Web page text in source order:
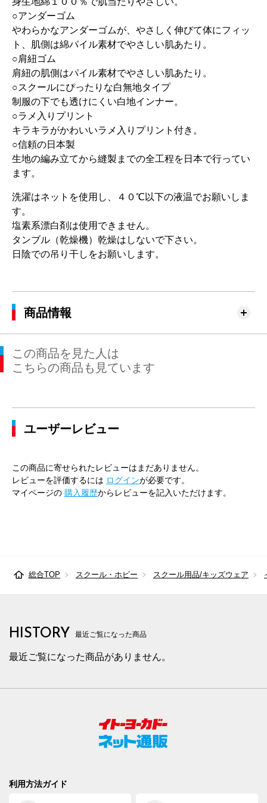
○アンダーゴム
やわらかなアンダーゴムが、やさしく伸びて体にフィッ
ト、肌側は綿パイル素材でやさしい肌あたり。
○肩紐ゴム
肩紐の肌側はパイル素材でやさしい肌あたり。
○スクールにぴったりな白無地タイプ
制服の下でも透けにくい白地インナー。
○ラメ入りプリント
キラキラがかわいいラメ入りプリント付き。
○信頼の日本製
生地の編み立てから縫製までの全工程を日本で行ってい
ます。
洗濯はネットを使用し、４０℃以下の液温でお願いしま
す。
塩素系漂白剤は使用できません。
タンブル（乾燥機）乾燥はしないで下さい。
日陰での吊り干しをお願いします。
商品情報
この商品を見た人は
こちらの商品も見ています
ユーザーレビュー
この商品に寄せられたレビューはまだありません。
レビューを評価するには ログインが必要です。
マイページの 購入履歴からレビューを記入いただけます。
総合TOP スクール・ホビー スクール用品/キッズウェア
HISTORY 最近ご覧になった商品
最近ご覧になった商品がありません。
利用方法ガイド